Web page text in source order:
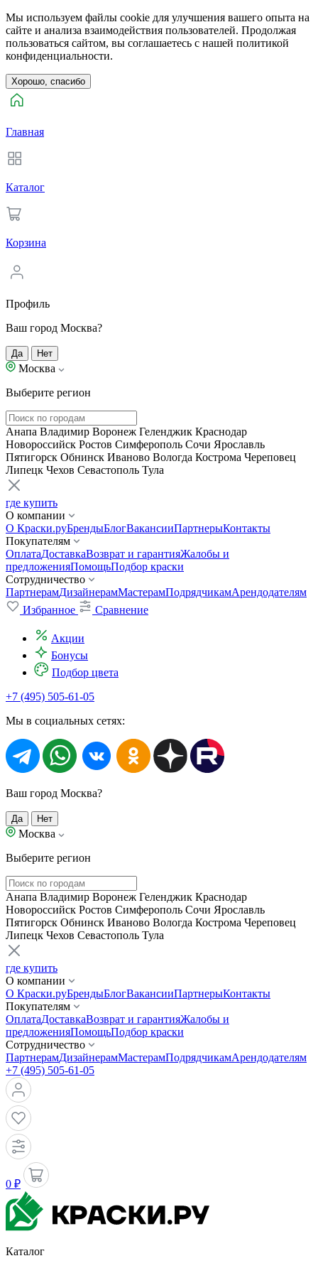
Мы используем файлы cookie для улучшения вашего опыта на
сайте и анализа взаимодействия пользователей. Продолжая
пользоваться сайтом, вы соглашаетесь с нашей политикой
конфиденциальности.
Хорошо, спасибо
Главная
Каталог
Корзина
Профиль
Ваш город Москва?
Да Нет
Москва
Выберите регион
Анапа Владимир Воронеж Геленджик Краснодар
Новороссийск Ростов Симферополь Сочи Ярославль
Пятигорск Обнинск Иваново Вологда Кострома Череповец
Липецк Чехов Севастополь Тула
где купить
О компании
О Краски.руБрендыБлогВакансииПартнерыКонтакты
Покупателям
ОплатаДоставкаВозврат и гарантияЖалобы и
предложенияПомощьПодбор краски
Сотрудничество
ПартнерамДизайнерамМастерамПодрядчикамАрендодателям
Избранное
Сравнение
Акции
Бонусы
Подбор цвета
+7 (495) 505-61-05
Мы в социальных сетях:
Ваш город Москва?
Да Нет
Москва
Выберите регион
Анапа Владимир Воронеж Геленджик Краснодар
Новороссийск Ростов Симферополь Сочи Ярославль
Пятигорск Обнинск Иваново Вологда Кострома Череповец
Липецк Чехов Севастополь Тула
где купить
О компании
О Краски.руБрендыБлогВакансииПартнерыКонтакты
Покупателям
ОплатаДоставкаВозврат и гарантияЖалобы и
предложенияПомощьПодбор краски
Сотрудничество
ПартнерамДизайнерамМастерамПодрядчикамАрендодателям
+7 (495) 505-61-05
0 ₽
Каталог